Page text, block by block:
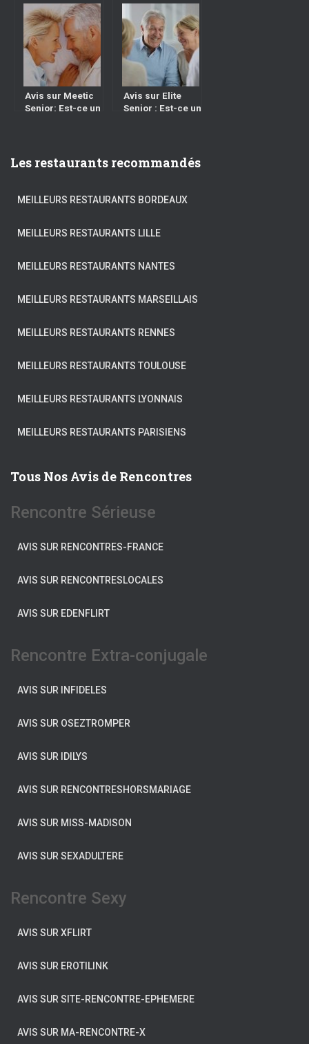
Avis
Avis sur Meetic
Senior: Est-ce un
Avis sur Elite
Senior : Est-ce un
Les restaurants recommandés
MEILLEURS RESTAURANTS BORDEAUX
MEILLEURS RESTAURANTS LILLE
MEILLEURS RESTAURANTS NANTES
MEILLEURS RESTAURANTS MARSEILLAIS
MEILLEURS RESTAURANTS RENNES
MEILLEURS RESTAURANTS TOULOUSE
MEILLEURS RESTAURANTS LYONNAIS
MEILLEURS RESTAURANTS PARISIENS
Tous Nos Avis de Rencontres
Rencontre Sérieuse
AVIS SUR RENCONTRES-FRANCE
AVIS SUR RENCONTRESLOCALES
AVIS SUR EDENFLIRT
Rencontre Extra-conjugale
AVIS SUR INFIDELES
AVIS SUR OSEZTROMPER
AVIS SUR IDILYS
AVIS SUR RENCONTRESHORSMARIAGE
AVIS SUR MISS-MADISON
AVIS SUR SEXADULTERE
Rencontre Sexy
AVIS SUR XFLIRT
AVIS SUR EROTILINK
AVIS SUR SITE-RENCONTRE-EPHEMERE
AVIS SUR MA-RENCONTRE-X